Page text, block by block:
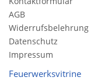
AGB
Widerrufsbelehrung
Datenschutz
Impressum
Feuerwerksvitrine